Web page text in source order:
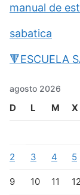
manual de
sabatica
🔻ESCUELA
agosto 2026
D L M X
2 3 4 5
9 10 11 12